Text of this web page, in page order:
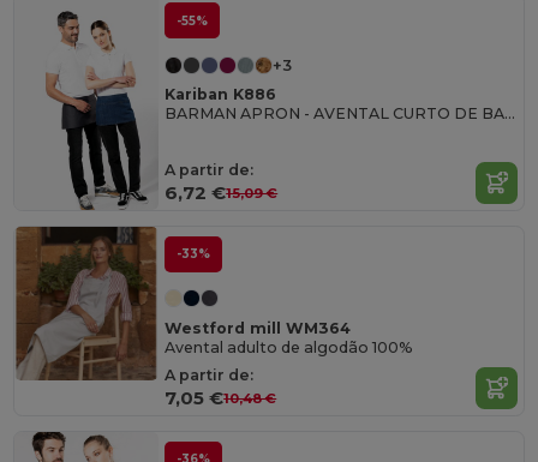
-55%
+3
Kariban K886
BARMAN APRON - AVENTAL CURTO DE BARMAN
A partir de:
6,72 €15,09 €
-33%
Westford mill WM364
Avental adulto de algodão 100%
A partir de:
7,05 €10,48 €